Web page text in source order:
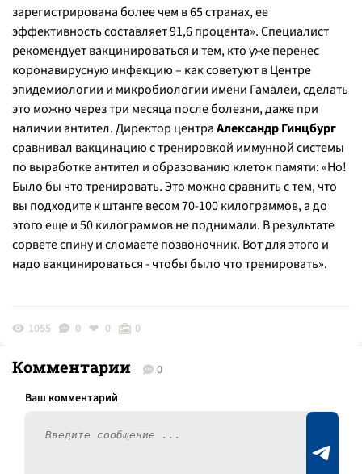
зарегистрирована более чем в 65 странах, ее
эффективность составляет 91,6 процента». Специалист
рекомендует вакцинироваться и тем, кто уже перенес
коронавирусную инфекцию – как советуют в Центре
эпидемиологии и микробиологии имени Гамалеи, сделать
это можно через три месяца после болезни, даже при
наличии антител. Директор центраАлександр Гинцбург
сравнивал вакцинацию с тренировкой иммунной системы
по выработке антител и образованию клеток памяти: «Но!
Было бы что тренировать. Это можно сравнить с тем, что
вы подходите к штанге весом 70-100 килограммов, а до
этого еще и 50 килограммов не поднимали. В результате
сорвете спину и сломаете позвоночник. Вот для этого и
надо вакцинироваться - чтобы было что тренировать».
1055 0 0 0
Комментарии 0